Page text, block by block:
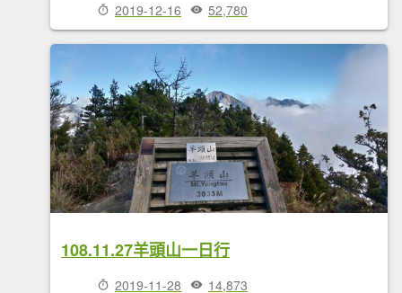
2019-12-16 52,780
108.11.27羊頭山一日行
2019-11-28 14,873